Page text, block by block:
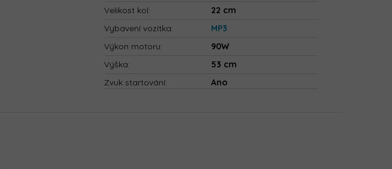
Velikost kol:
22 cm
Vybavení vozítka:
MP3
Výkon motoru:
90W
Výška:
53 cm
Zvuk startování: Ano